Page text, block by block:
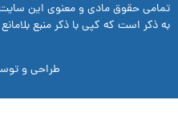
تمامی حقوق مادی و معنوی این
به ذکر است که کپی با ذکر منبع
طراحی و